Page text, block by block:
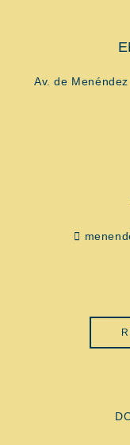
Av. de